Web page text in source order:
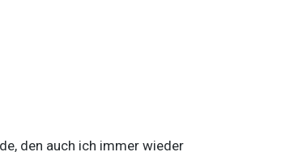
den auch ich immer wieder